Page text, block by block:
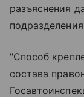
разъяснения
"Способ
состава